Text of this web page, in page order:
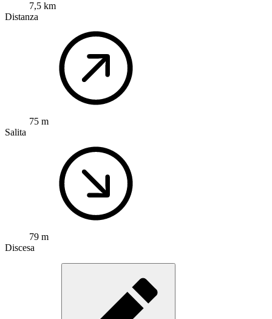
7,5 km
Distanza
75 m
Salita
79 m
Discesa